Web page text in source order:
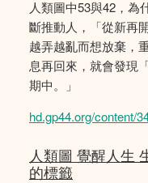
人類圖中53與42，為
斷推動人，「從新再
越弄越亂而想放棄，
息再回來，就會發現
期中。」
hd.gp44.org/content/
人類圖 覺醒人生
的標籤